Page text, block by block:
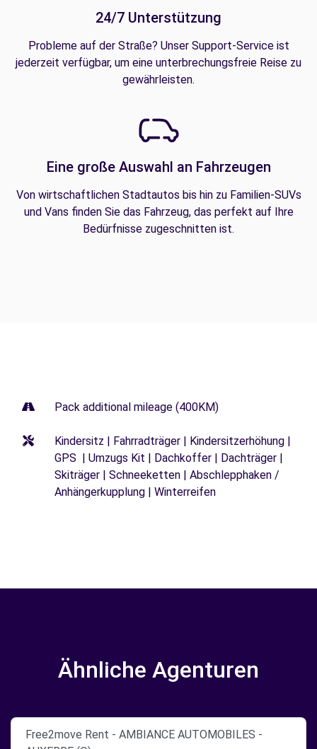
24/7 Unterstützung
Probleme auf der Straße? Unser Support-Service ist
jederzeit verfügbar, um eine unterbrechungsfreie Reise zu
gewährleisten.
Eine große Auswahl an Fahrzeugen
Von wirtschaftlichen Stadtautos bis hin zu Familien-SUVs
und Vans finden Sie das Fahrzeug, das perfekt auf Ihre
Bedürfnisse zugeschnitten ist.
Pack additional mileage (400KM)
Kindersitz | Fahrradträger | Kindersitzerhöhung |
GPS | Umzugs Kit | Dachkoffer | Dachträger |
Skiträger | Schneeketten | Abschlepphaken /
Anhängerkupplung | Winterreifen
Ähnliche Agenturen
Free2move Rent - AMBIANCE AUTOMOBILES -